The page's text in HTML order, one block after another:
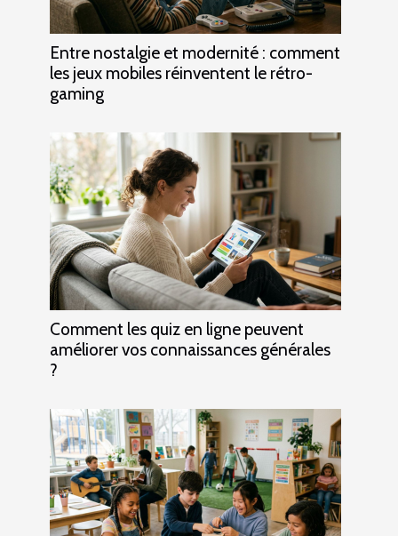
Entre nostalgie et modernité : comment
les jeux mobiles réinventent le rétro-
gaming
Comment les quiz en ligne peuvent
améliorer vos connaissances générales
?